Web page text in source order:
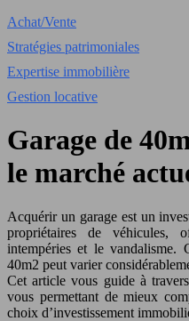
Achat/Vente
Stratégies patrimoniales
Expertise immobilière
Gestion locative
Garage de
le marché
Acquérir un garage est un
propriétaires de véhicules,
intempéries et le vandalisme.
40m2 peut varier
Cet article vous guide à
vous permettant de mieux
choix d’investissement